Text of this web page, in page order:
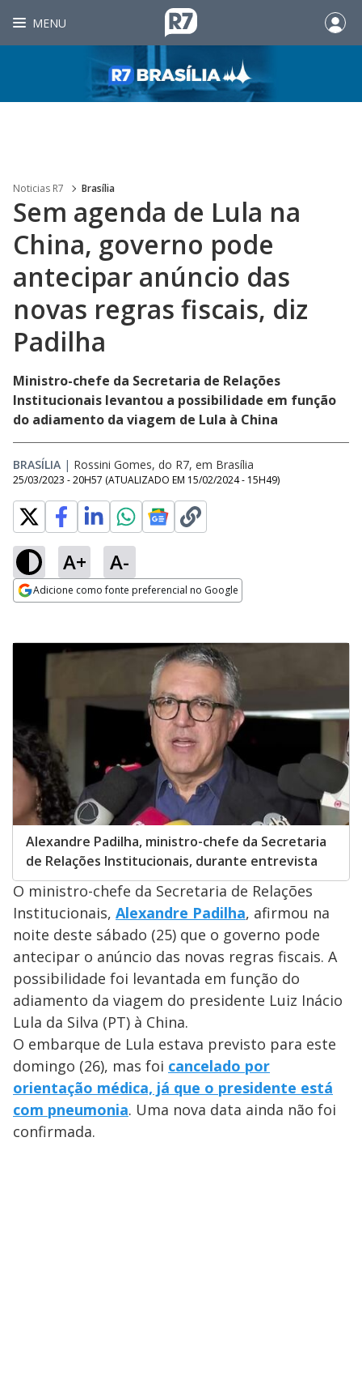
MENU
Noticias R7 Brasília
Sem agenda de Lula na
China, governo pode
antecipar anúncio das
novas regras fiscais, diz
Padilha
Ministro-chefe da Secretaria de Relações
Institucionais levantou a possibilidade em função
do adiamento da viagem de Lula à China
BRASÍLIA | Rossini Gomes, do R7, em Brasília
25/03/2023 - 20H57 (ATUALIZADO EM 15/02/2024 - 15H49)
A+ A-
Adicione como fonte preferencial no Google
Alexandre Padilha, ministro-chefe da Secretaria
de Relações Institucionais, durante entrevista
O ministro-chefe da Secretaria de Relações
Institucionais, Alexandre Padilha, afirmou na
noite deste sábado (25) que o governo pode
antecipar o anúncio das novas regras fiscais. A
possibilidade foi levantada em função do
adiamento da viagem do presidente Luiz Inácio
Lula da Silva (PT) à China.
O embarque de Lula estava previsto para este
domingo (26), mas foi cancelado por
orientação médica, já que o presidente está
com pneumonia. Uma nova data ainda não foi
confirmada.